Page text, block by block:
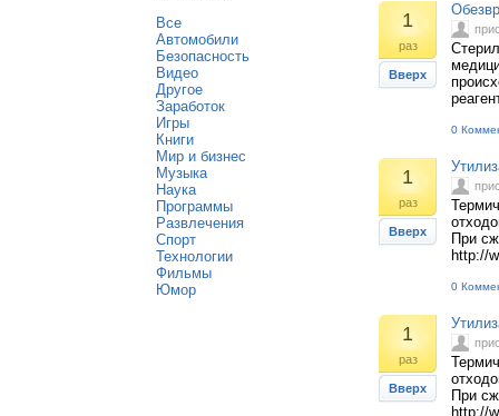
Все
Автомобили
Безопасность
Видео
Другое
Заработок
Игры
Книги
Мир и бизнес
Музыка
Наука
Программы
Развлечения
Спорт
Технологии
Фильмы
Юмор
1
раз
Вверх
0
1
раз
Вверх
При
http://
0
1
раз
Вверх
При
http://